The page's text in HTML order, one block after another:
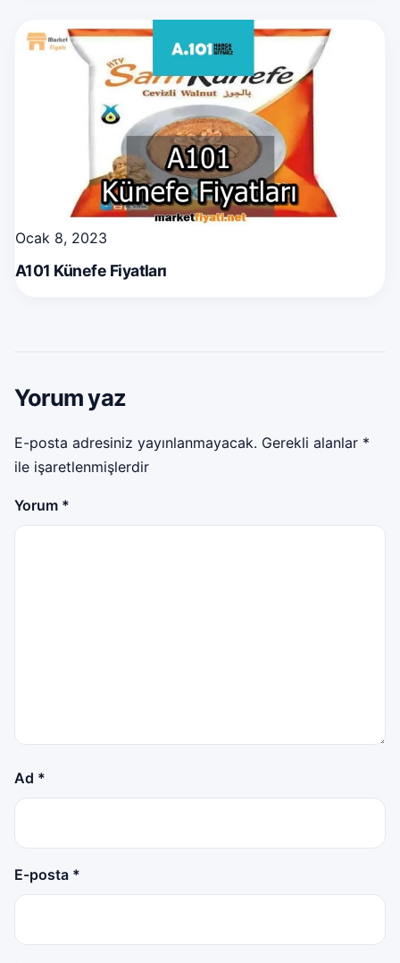
Ocak 8, 2023
A101 Künefe Fiyatları
Yorum yaz
E-posta adresiniz yayınlanmayacak. Gerekli alanlar *
ile işaretlenmişlerdir
Yorum *
Ad *
E-posta *